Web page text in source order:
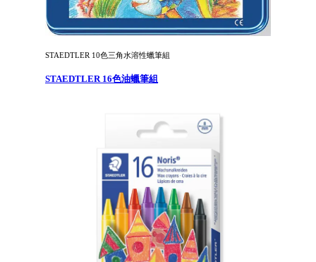
STAEDTLER 10色三角水溶性蠟筆組
STAEDTLER 16色油蠟筆組